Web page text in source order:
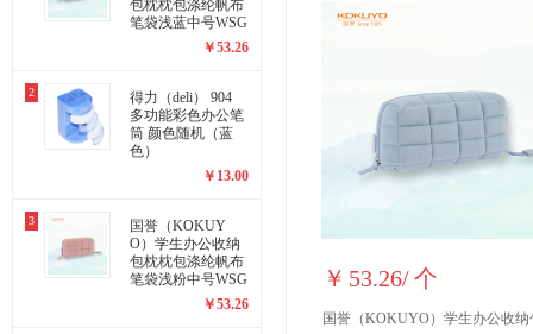
包枕枕包涤纶帆布
笔袋浅蓝中号WSG
￥53.26
2
得力（deli） 904
多功能彩色办公笔
筒 颜色随机（蓝
色）
￥ 13.00
3
国誉（KOKUY
O）学生办公收纳
包枕枕包涤纶帆布
笔袋浅粉中号WSG
￥53.26
￥ 53.26/个
国誉（KOKUYO）学生办公收纳